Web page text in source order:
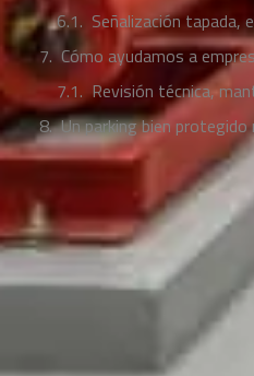
Señalización tapada,
Cómo ayudamos a
Revisión técnica,
Un parking bien